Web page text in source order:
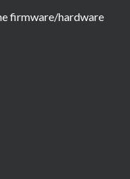
firmware/hardware